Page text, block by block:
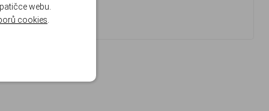
webu.
cookies.